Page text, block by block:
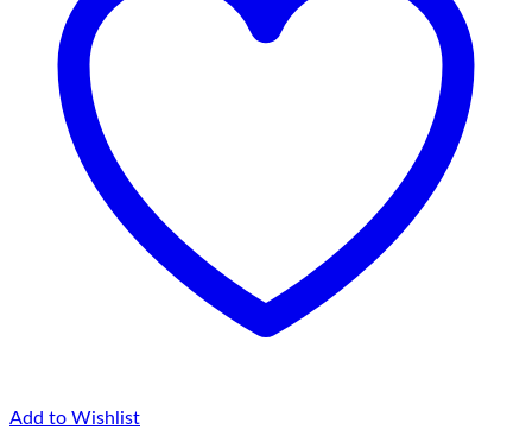
Add to Wishlist